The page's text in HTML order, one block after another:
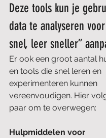
Deze tools kun je
data te analyseren
snel, leer sneller”
Er ook een groot aantal
en tools die snel leren en
experimenteren kunnen
vereenvoudigen. Hier
paar om te overwegen:
Hulpmiddelen voor